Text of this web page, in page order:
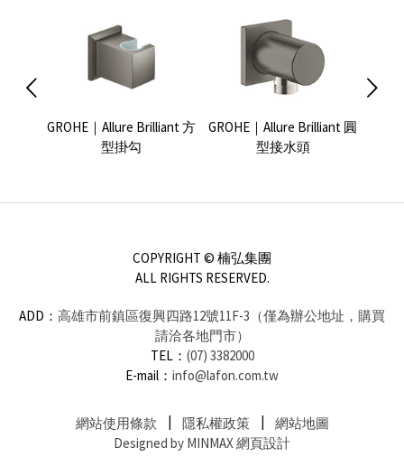
GROHE｜Allure Brilliant 方
型掛勾
GROHE｜Allure Brilliant 圓
型接水頭
COPYRIGHT © 楠弘集團
ALL RIGHTS RESERVED.
ADD： 高雄市前鎮區復興四路12號11F-3（僅為辦公地址，購買
請洽各地門市）
TEL： (07) 3382000
E-mail： info@lafon.com.tw
網站使用條款 隱私權政策
網站地圖
Designed by MINMAX 網頁設計